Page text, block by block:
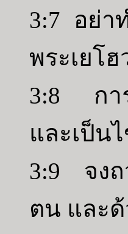
3:7 อย่า
พระเยโ
3:8 การ
และเป็น
3:9 จงถ
ตน และ